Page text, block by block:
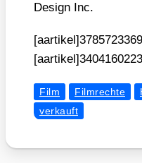
Design Inc.
Film Filmrechte
verkauft